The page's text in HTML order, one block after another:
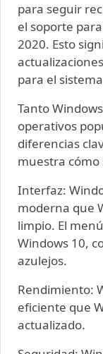
para seguir
el soporte
2020. Esto
para el
Tanto
operativos
diferencias
muestra cómo
Interfaz:
moderna que
limpio. El
Windows 10,
azulejos.
Rendimiento:
eficiente que
actualizado.